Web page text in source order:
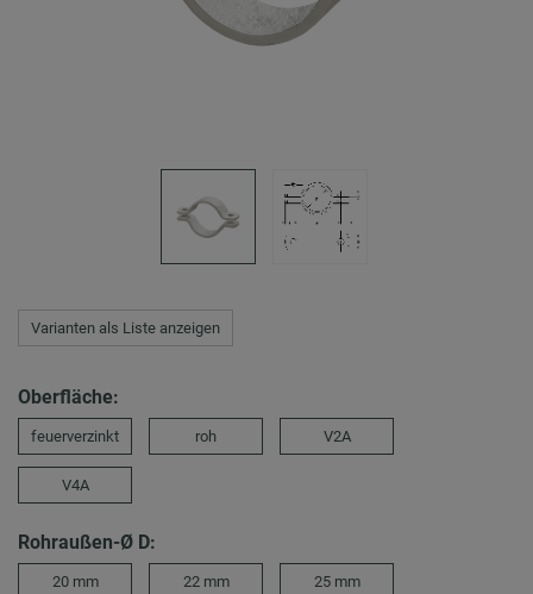
Varianten als Liste anzeigen
Oberfläche:
feuerverzinkt roh V2A
V4A
Rohraußen-Ø D:
20 mm 22 mm 25 mm